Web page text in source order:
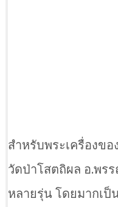
สำหรับพระเครื่องข
วัดป่าโสตถิผล อ.พร
หลายรุ่น โดยมากเป็